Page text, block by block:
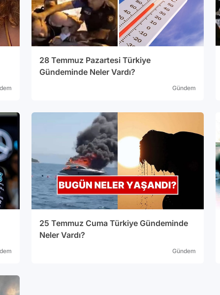
28 Temmuz Pazartesi Türkiye
Gündeminde Neler Vardı?
Gündem
25 Temmuz Cuma Türkiye Gündeminde
Neler Vardı?
Gündem